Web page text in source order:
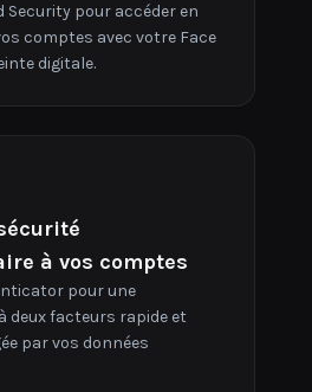
Security pour accéder en
comptes avec votre Face
digitale.
à vos comptes
pour une
deux facteurs rapide et
par vos données